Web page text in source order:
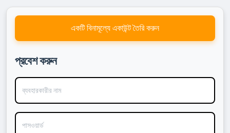
একটি বিনামূল্যে একাউন্ট তৈরি করুন
প্রবেশ করুন
ব্যবহারকারীর নাম
পাসওয়ার্ড